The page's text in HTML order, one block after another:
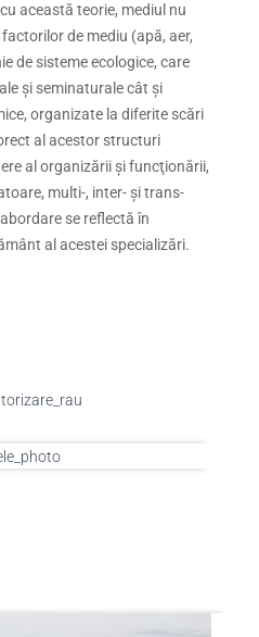
această teorie, mediul nu
de mediu (apă, aer,
de sisteme ecologice, care
şi seminaturale cât şi
organizate la diferite scări
al acestor structuri
al organizării şi funcţionării,
multi-, inter- şi trans-
se reflectă în
al acestei specializări.